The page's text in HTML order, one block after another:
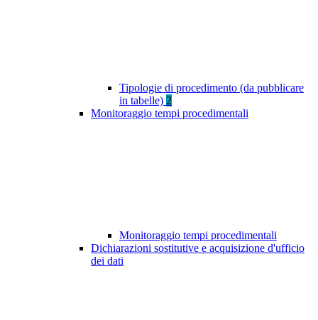
Tipologie di procedimento (da pubblicare
in tabelle) 2
Monitoraggio tempi procedimentali
Monitoraggio tempi procedimentali
Dichiarazioni sostitutive e acquisizione d'ufficio
dei dati